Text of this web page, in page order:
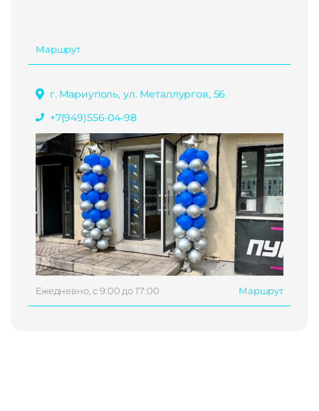
Маршрут
г. Мариуполь, ул. Металлургов, 56
+7(949)556-04-98
Ежедневно, с 9:00 до 17:00 Маршрут